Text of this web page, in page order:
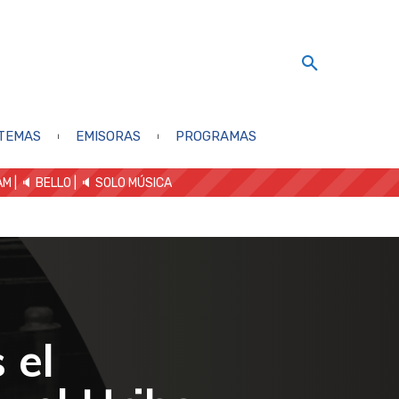
EMISORAS PROGRAMAS
| 🔈 BELLO 🔈 SOLO MÚSICA
el